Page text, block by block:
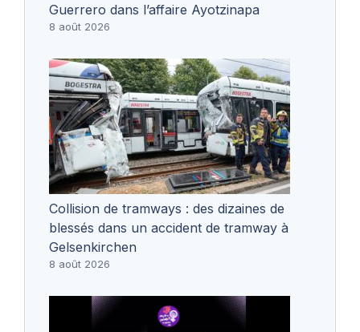
Guerrero dans l’affaire Ayotzinapa
8 août 2026
Collision de tramways : des dizaines de
blessés dans un accident de tramway à
Gelsenkirchen
8 août 2026